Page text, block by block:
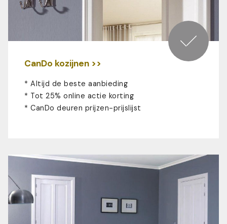
CanDo kozijnen >>
* Altijd de beste aanbieding
* Tot 25% online actie korting
* CanDo deuren prijzen-prijslijst